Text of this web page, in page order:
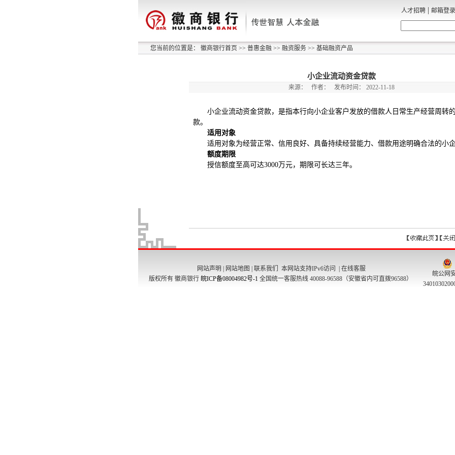
人才招聘 | 邮箱登录
您当前的位置是： 徽商银行首页 >> 普惠金融 >> 融资服务 >> 基础融资产品
小企业流动资金贷款
来源： 作者： 发布时间： 2022-11-18
网站声明 网站地图 联系我们 本网站支持IPv6访问 | 在线客服
版权所有 徽商银行 皖ICP备08004982号-1 全国统一客服热线 40088-96588（安徽省内可直拨96588）
皖公网